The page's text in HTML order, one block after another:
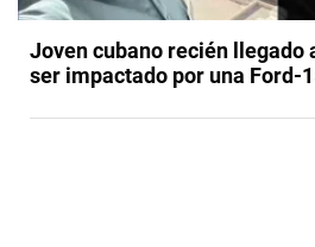
Joven cubano recién llegado
ser impactado por una Ford-